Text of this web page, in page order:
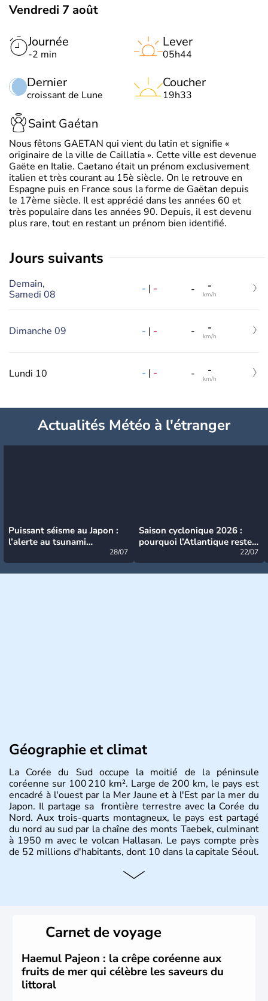
Vendredi 7 août
Journée
-2 min
Dernier
croissant de Lune
Lever
05h44
Coucher
19h33
Saint Gaétan
Nous fêtons GAETAN qui vient du latin et signifie «
originaire de la ville de Caillatia ». Cette ville est devenue
Gaëte en Italie. Caetano était un prénom exclusivement
italien et très courant au 15è siècle. On le retrouve en
Espagne puis en France sous la forme de Gaëtan depuis
le 17ème siècle. Il est apprécié dans les années 60 et
très populaire dans les années 90. Depuis, il est devenu
plus rare, tout en restant un prénom bien identifié.
jours suivants
Demain,
Samedi 08
- | - - -
km/h
Dimanche 09 - | - - -
km/h
Lundi 10 - | - - -
km/h
Actualités Météo à l'étranger
Puissant séisme au Japon :
l’alerte au tsunami
28/07
Saison cyclonique 2026 :
pourquoi l’Atlantique reste
22/07
Géographie et climat
La Corée du Sud occupe la moitié de la péninsule
coréenne sur 100 210 km². Large de 200 km, le pays est
encadré à l'ouest par la Mer Jaune et à l'Est par la mer du
Japon. Il partage sa frontière terrestre avec la Corée du
Nord. Aux trois-quarts montagneux, le pays est partagé
du nord au sud par la chaîne des monts Taebek, culminant
à 1950 m avec le volcan Hallasan. Le pays compte près
de 52 millions d'habitants, dont 10 dans la capitale Séoul.
Histoire et administration
christianisme et le bouddhisme en sont les deux
principales religions. Ce pays partage sa culture avec la
Corée du Nord. Les Jeux Olympiques s’y sont déroulés en
1988, de même que la Coupe du Monde de football en
2002, en collaboration avec le Japon.
Carnet de voyage
Haemul Pajeon : la crêpe coréenne aux
fruits de mer qui célèbre les saveurs du
littoral